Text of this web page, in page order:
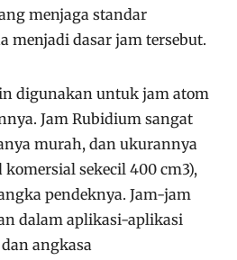
menjaga standar
menjadi dasar jam tersebut.
digunakan untuk jam atom
Jam Rubidium sangat
murah, dan ukurannya
sekecil 400 cm3),
pendeknya. Jam-jam
dalam aplikasi-aplikasi
angkasa